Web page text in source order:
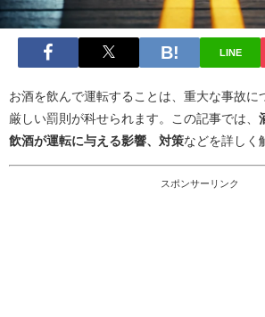
LINE
お酒を飲んで運転することは、重大な事故に
厳しい罰則が科せられます。この記事では、
飲酒が運転に与える影響、対策などを詳しく
スポンサーリンク